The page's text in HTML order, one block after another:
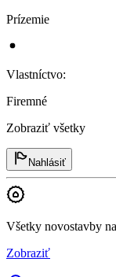
Prízemie
Vlastníctvo:
Firemné
Zobraziť všetky
Nahlásiť
Všetky novostavby
Zobraziť